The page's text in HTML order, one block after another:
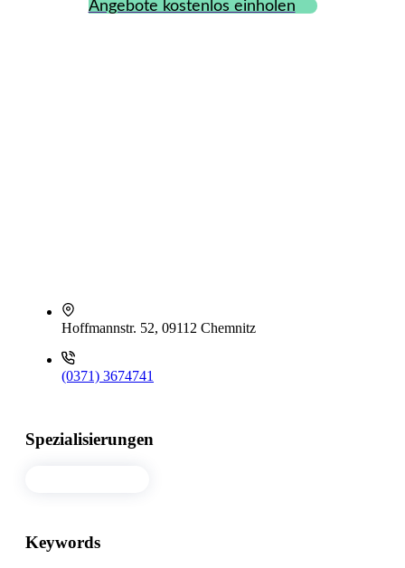
Angebote kostenlos einholen
Hoffmannstr. 52, 09112 Chemnitz
(0371) 3674741
Spezialisierungen
Keywords